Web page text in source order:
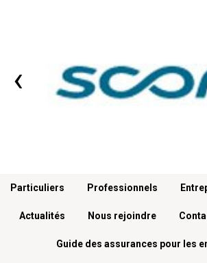
‹
Menu footer
Particuliers Professionnels
Actualités Nous rejoindre
Guide des assurances pour les